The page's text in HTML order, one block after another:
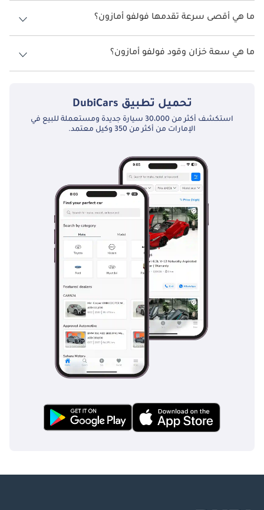
تُعرف فولفو أمازون بسهولة صيانتها وبساطتها الميكانيكية. تشمل
صيانتها بأنفسهم بفضل سهولة الوصول إلى أجزائها. وتُعد واحدة من
نسخ فولفو أمازون هي .
ما هي أقصى سرعة تقدمها فولفو أمازون؟
السرعة القصوى فولفو أمازون هي TBD.
ما هي سعة خزان وقود فولفو أمازون؟
تبلغ سعة خزان الوقود في فولفو أمازون TBD.
تحميل تطبيق DubiCars
استكشف أكثر من 30،000 سيارة جديدة ومستعملة للبيع في
الإمارات من أكثر من 350 وكيل معتمد.